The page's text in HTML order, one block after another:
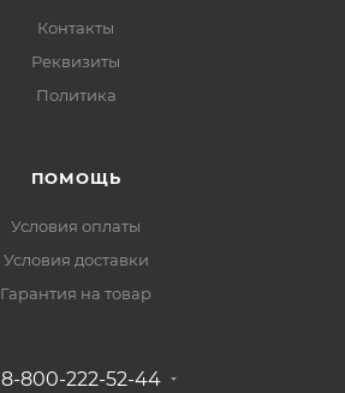
Контакты
Реквизиты
Политика
ПОМОЩЬ
Условия оплаты
Условия доставки
Гарантия на товар
8-800-222-52-44